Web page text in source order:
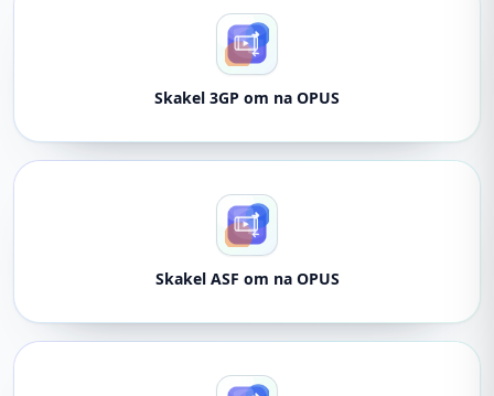
Skakel 3GP om na OPUS
Skakel ASF om na OPUS